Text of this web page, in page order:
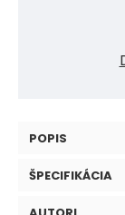
POPIS
ŠPECIFIKÁCIA